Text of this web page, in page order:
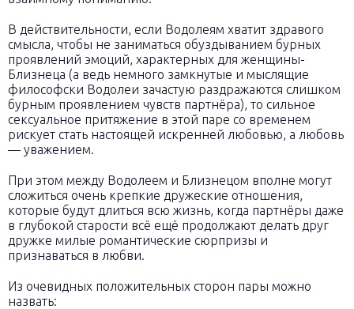
В действительности, если Водолеям хватит здравого
смысла, чтобы не заниматься обуздыванием бурных
проявлений эмоций, характерных для женщины-
Близнеца (а ведь немного замкнутые и мыслящие
философски Водолеи зачастую раздражаются слишком
бурным проявлением чувств партнёра), то сильное
сексуальное притяжение в этой паре со временем
рискует стать настоящей искренней любовью, а любовь
— уважением.
При этом между Водолеем и Близнецом вполне могут
сложиться очень крепкие дружеские отношения,
которые будут длиться всю жизнь, когда партнёры даже
в глубокой старости всё ещё продолжают делать друг
дружке милые романтические сюрпризы и
признаваться в любви.
Из очевидных положительных сторон пары можно
назвать: